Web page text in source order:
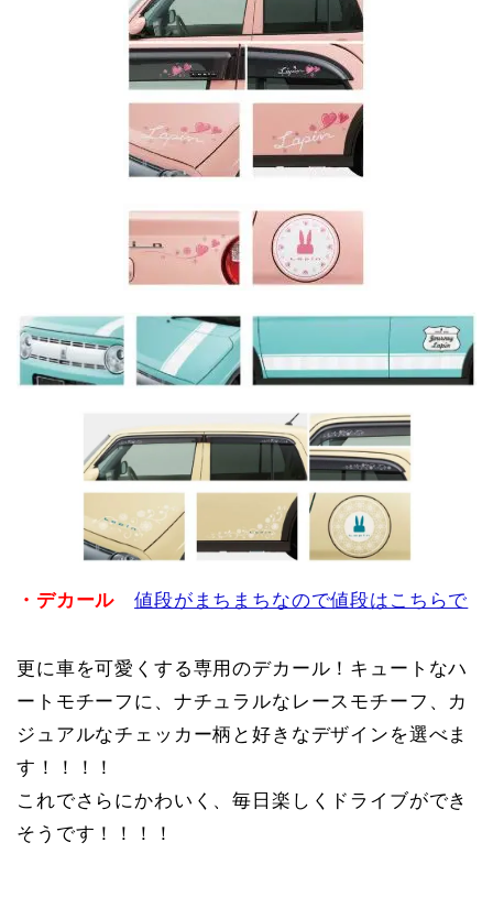
・デカール値段がまちまちなので値段はこちらで
更に車を可愛くする専用のデカール！キュートなハ
ートモチーフに、ナチュラルなレースモチーフ、カ
ジュアルなチェッカー柄と好きなデザインを選べま
す！！！！
これでさらにかわいく、毎日楽しくドライブができ
そうです！！！！